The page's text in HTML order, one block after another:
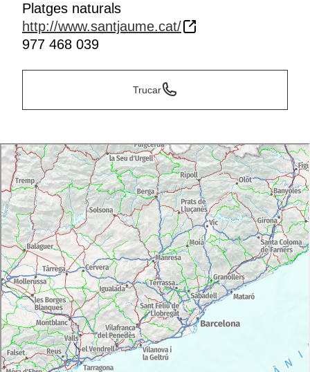
Platges naturals
http://www.santjaume.cat/
977 468 039
Trucar